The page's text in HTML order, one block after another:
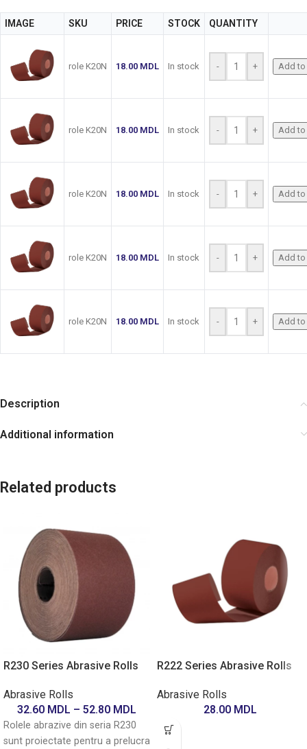
IMAGE SKU PRICE STOCK QUANTITY
role K20N 18.00 MDL In stock - + Add to
role K20N 18.00 MDL In stock - + Add to
role K20N 18.00 MDL In stock - + Add to
role K20N 18.00 MDL In stock - + Add to
role K20N 18.00 MDL In stock - + Add to
Description
Additional information
Related products
R230 Series Abrasive Rolls
Abrasive Rolls
32.60 MDL – 52.80 MDL
Rolele abrazive din seria R230
sunt proiectate pentru a prelucra
R222 Series Abrasive Rolls
Abrasive Rolls
28.00 MDL